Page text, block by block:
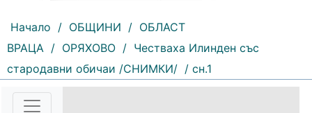
191 | 2026-08-07 10:31:48
"Водоснабдяване и канализация“
ООД – Враца уведомява своите
Начало / ОБЩИНИ / ОБЛАСТ
ВРАЦА / ОРЯХОВО / Честваха Илинден със
стародавни обичаи /СНИМКИ/ / сн.1